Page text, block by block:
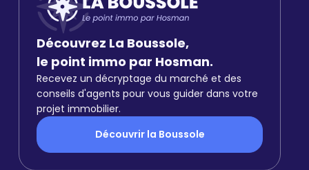
Découvrez La Boussole,
le point immo par Hosman.
Recevez un décryptage du marché et des
conseils d'agents pour vous guider dans votre
projet immobilier.
Découvrir la Boussole